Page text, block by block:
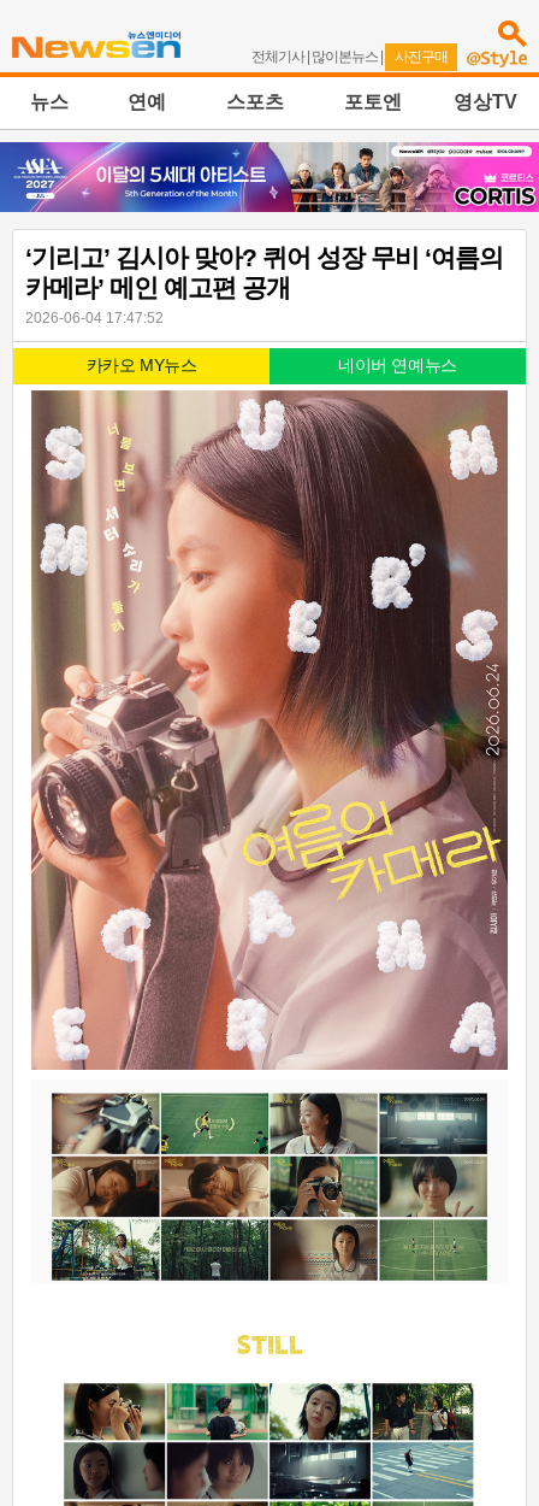
전체기사| 많이본뉴스 | 사진구매
뉴스 연예 스포츠 포토엔 영상TV
‘기리고’ 김시아 맞아? 퀴어 성장 무비 ‘여름의
카메라’ 메인 예고편 공개
2026-06-04 17:47:52
카카오 MY뉴스 네이버 연예뉴스